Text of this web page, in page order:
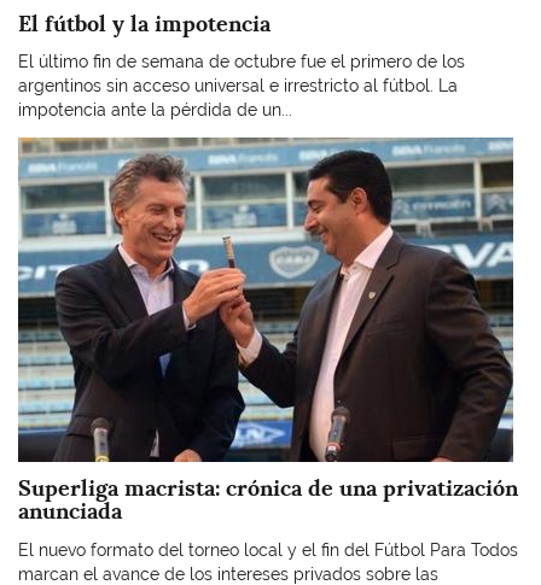
El fútbol y la impotencia
El último fin de semana de octubre fue el primero de los
argentinos sin acceso universal e irrestricto al fútbol. La
impotencia ante la pérdida de un...
Imagen
Superliga macrista: crónica de una privatización
anunciada
El nuevo formato del torneo local y el fin del Fútbol Para Todos
marcan el avance de los intereses privados sobre las